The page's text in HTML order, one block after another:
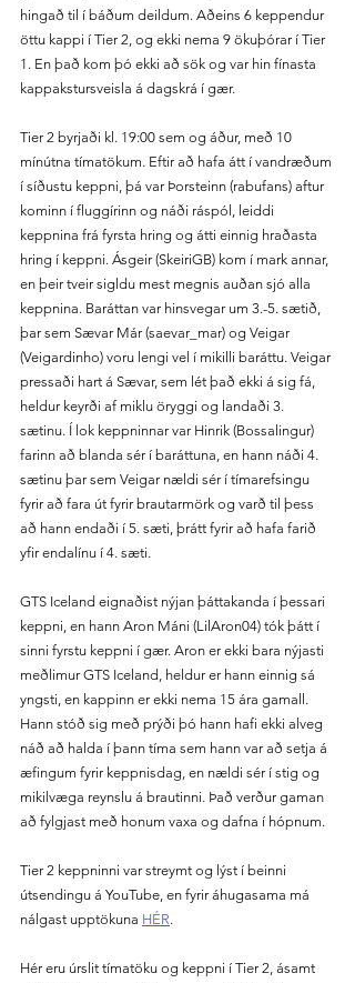
hingað til í báðum deildum. Aðeins 6 keppendur
öttu kappi í Tier 2, og ekki nema 9 ökuþórar í Tier
1. En það kom þó ekki að sök og var hin fínasta
kappakstursveisla á dagskrá í gær.
Tier 2 byrjaði kl. 19:00 sem og áður, með 10
mínútna tímatökum. Eftir að hafa átt í vandræðum
í síðustu keppni, þá var Þorsteinn (rabufans) aftur
kominn í fluggírinn og náði ráspól, leiddi
keppnina frá fyrsta hring og átti einnig hraðasta
hring í keppni. Ásgeir (SkeiriGB) kom í mark annar,
en þeir tveir sigldu mest megnis auðan sjó alla
keppnina. Baráttan var hinsvegar um 3.-5. sætið,
þar sem Sævar Már (saevar_mar) og Veigar
(Veigardinho) voru lengi vel í mikilli baráttu. Veigar
pressaði hart á Sævar, sem lét það ekki á sig fá,
heldur keyrði af miklu öryggi og landaði 3.
sætinu. Í lok keppninnar var Hinrik (Bossalingur)
farinn að blanda sér í baráttuna, en hann náði 4.
sætinu þar sem Veigar nældi sér í tímarefsingu
fyrir að fara út fyrir brautarmörk og varð til þess
að hann endaði í 5. sæti, þrátt fyrir að hafa farið
yfir endalínu í 4. sæti.
GTS Iceland eignaðist nýjan þáttakanda í þessari
keppni, en hann Aron Máni (LilAron04) tók þátt í
sinni fyrstu keppni í gær. Aron er ekki bara nýjasti
meðlimur GTS Iceland, heldur er hann einnig sá
yngsti, en kappinn er ekki nema 15 ára gamall.
Hann stóð sig með prýði þó hann hafi ekki alveg
náð að halda í þann tíma sem hann var að setja á
æfingum fyrir keppnisdag, en nældi sér í stig og
mikilvæga reynslu á brautinni. Það verður gaman
að fylgjast með honum vaxa og dafna í hópnum.
Tier 2 keppninni var streymt og lýst í beinni
útsendingu á YouTube, en fyrir áhugasama má
nálgast upptökuna HÉR.
Hér eru úrslit tímatöku og keppni í Tier 2, ásamt